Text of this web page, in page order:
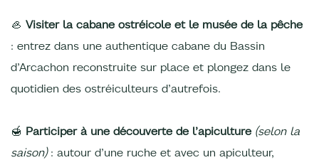
🦪 Visiter la cabane ostréicole et le musée de la pêche
: entrez dans une authentique cabane du Bassin
d’Arcachon reconstruite sur place et plongez dans le
quotidien des ostréiculteurs d’autrefois.
🍯 Participer à une découverte de l’apiculture(selon la
saison) : autour d’une ruche et avec un apiculteur,